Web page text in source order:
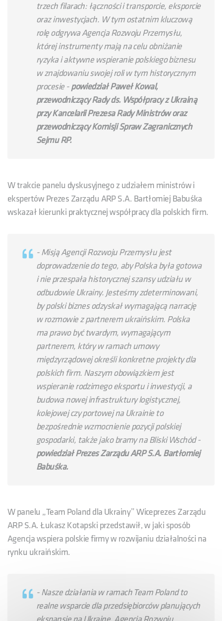
trzech filarach: łączności i transporcie, eksporcie
oraz inwestycjach. W tym ostatnim kluczową
rolę odgrywa Agencja Rozwoju Przemysłu,
której instrumenty mają na celu obniżanie
ryzyka i aktywne wspieranie polskiego biznesu
w znajdowaniu swojej roli w tym historycznym
procesie -powiedział Paweł Kowal,
przewodniczący Rady ds. Współpracy z Ukrainą
przy Kancelarii Prezesa Rady Ministrów oraz
przewodniczący Komisji Spraw Zagranicznych
Sejmu RP.
W trakcie panelu dyskusyjnego z udziałem ministrów i
ekspertów Prezes Zarządu ARP S.A. Bartłomiej Babuśka
wskazał kierunki praktycznej współpracy dla polskich firm.
- Misją Agencji Rozwoju Przemysłu jest
doprowadzenie do tego, aby Polska była gotowa
i nie przespała historycznej szansy udziału w
odbudowie Ukrainy. Jesteśmy zdeterminowani,
by polski biznes odzyskał wymagającą narrację
w rozmowie z partnerem ukraińskim. Polska
ma prawo być twardym, wymagającym
partnerem, który w ramach umowy
międzyrządowej określi konkretne projekty dla
polskich firm. Naszym obowiązkiem jest
wspieranie rodzimego eksportu i inwestycji, a
budowa nowej infrastruktury logistycznej,
kolejowej czy portowej na Ukrainie to
bezpośrednie wzmocnienie pozycji polskiej
gospodarki, także jako bramy na Bliski Wschód -
powiedział Prezes Zarządu ARP S.A. Bartłomiej
Babuśka.
W panelu „Team Poland dla Ukrainy” Wiceprezes Zarządu
ARP S.A. Łukasz Kotapski przedstawił, w jaki sposób
Agencja wspiera polskie firmy w rozwijaniu działalności na
rynku ukraińskim.
- Nasze działania w ramach Team Poland to
realne wsparcie dla przedsiębiorców planujących